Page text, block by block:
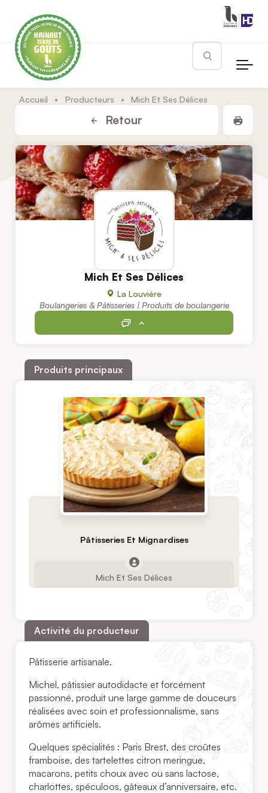
Rechercher
Accueil • Producteurs • Mich Et Ses Délices
Retour
Mich Et Ses Délices
La Louvière
Boulangeries & Pâtisseries | Produits de boulangerie
Produits principaux
Pâtisseries Et Mignardises
Mich Et Ses Délices
Activité du producteur
Pâtisserie artisanale.
Michel, pâtissier autodidacte et forcément
passionné, produit une large gamme de douceurs
réalisées avec soin et professionnalisme, sans
arômes artificiels.
Quelques spécialités : Paris Brest, des croûtes
framboise, des tartelettes citron meringue,
macarons, petits choux avec ou sans lactose,
charlottes, spéculoos, gâteaux d’anniversaire, etc.